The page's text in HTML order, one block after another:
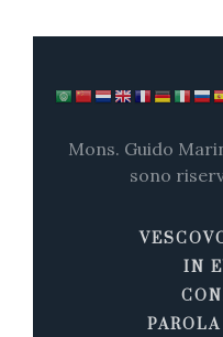
Mons. Guido
sono
IN